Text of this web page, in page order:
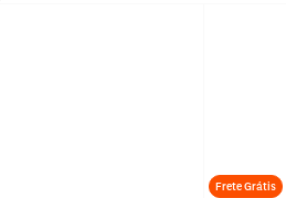
Frete Grátis